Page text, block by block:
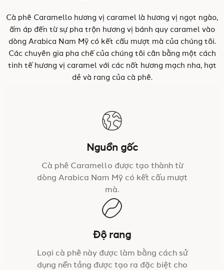
Cà phê Caramello hương vị caramel là hương vị ngọt ngào,
ấm áp đến từ sự pha trộn hương vị bánh quy caramel vào
dòng Arabica Nam Mỹ có kết cấu mượt mà của chúng tôi.
Các chuyên gia pha chế của chúng tôi cân bằng một cách
tinh tế hương vị caramel với các nốt hương mạch nha, hạt
dẻ và rang của cà phê.
Nguồn gốc
Cà phê Caramello được tạo thành từ
dòng Arabica Nam Mỹ có kết cấu mượt
mà.
Độ rang
Loại cà phê này được làm bằng cách sử
dụng nền tảng được tạo ra đặc biệt cho